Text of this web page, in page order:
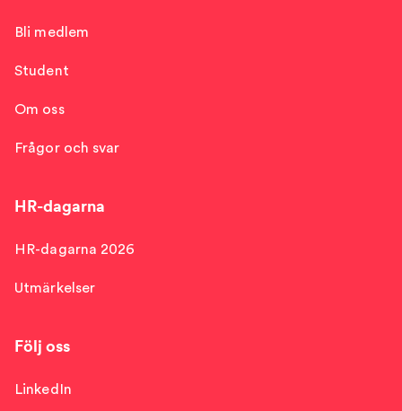
Bli medlem
Student
Om oss
Frågor och svar
HR-dagarna
HR-dagarna 2026
Utmärkelser
Följ oss
LinkedIn